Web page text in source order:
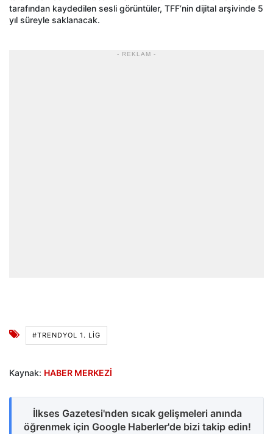
tarafından kaydedilen sesli görüntüler, TFF’nin dijital arşivinde 5
yıl süreyle saklanacak.
- REKLAM -
#TRENDYOL 1. LIG
Kaynak: HABER MERKEZİ
İlkses Gazetesi'nden sıcak gelişmeleri anında
öğrenmek için Google Haberler'de bizi takip edin!